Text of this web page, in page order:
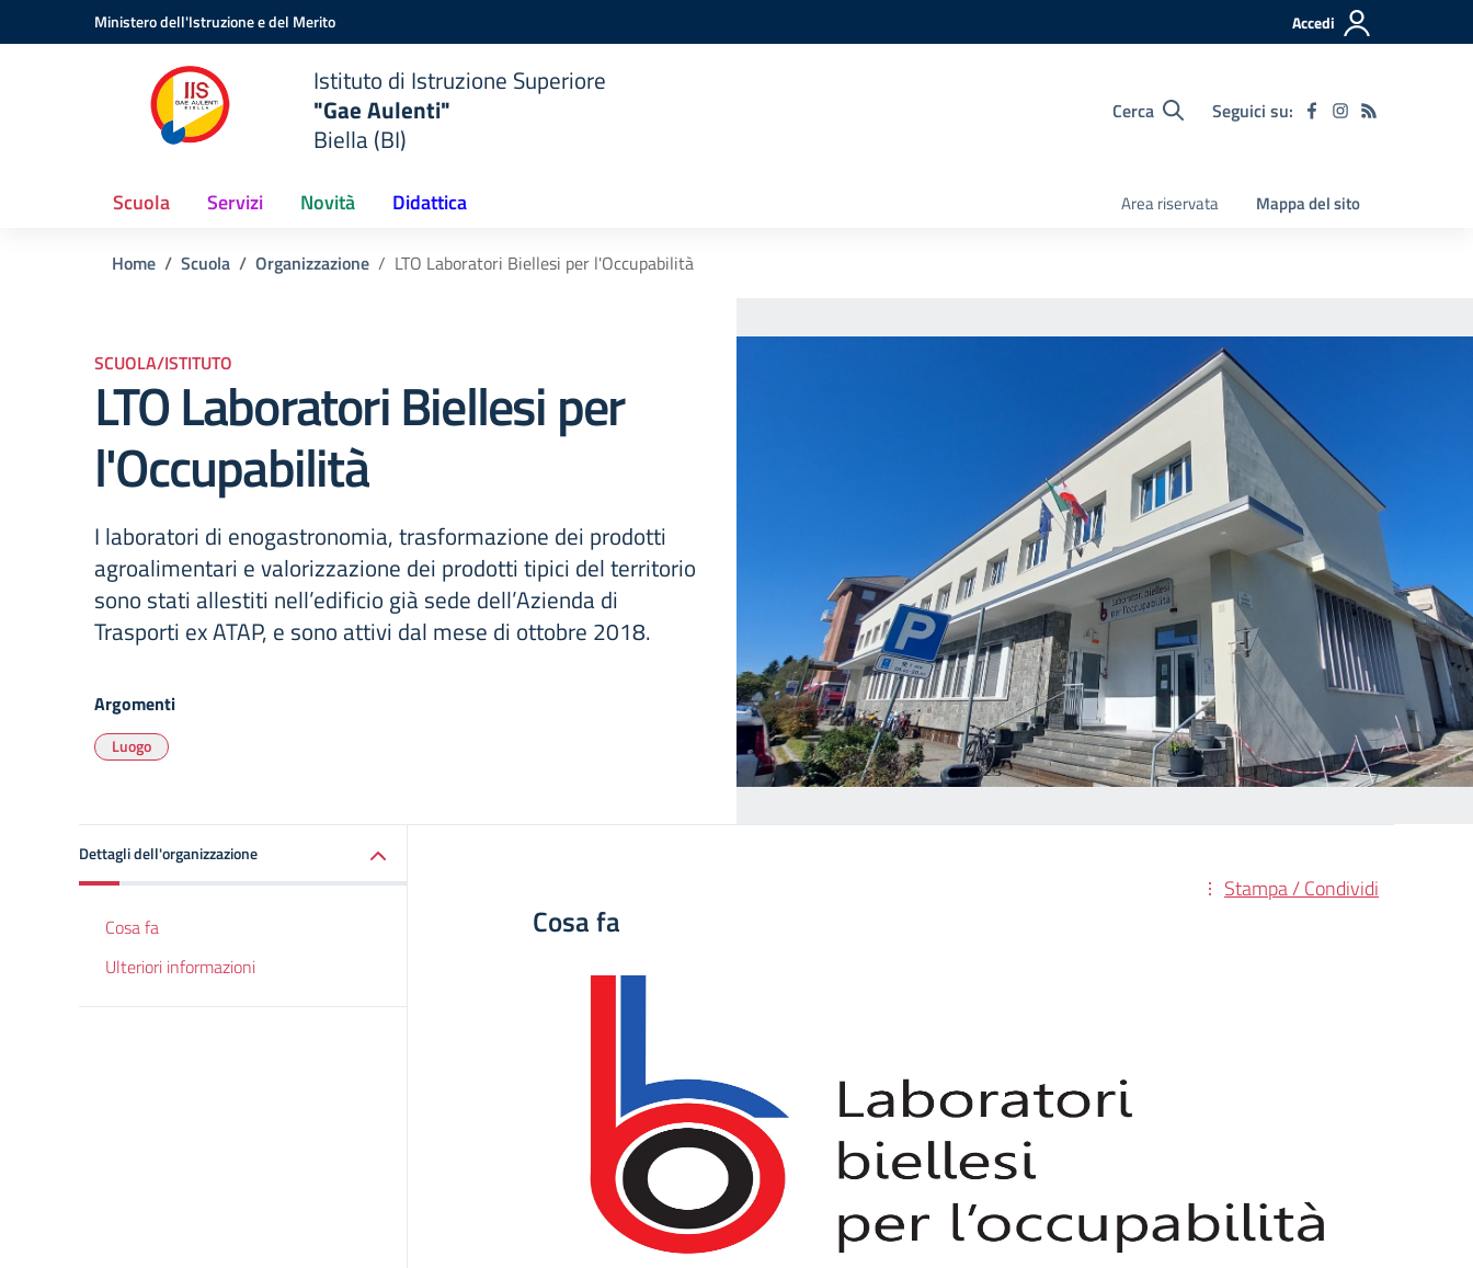
Vai ai contenuti
Vai al menu di navigazioneMinistero dell'Istruzione e del Merito Accedi
Istituto di Istruzione Superiore
"Gae Aulenti"
Biella (BI)
Cerca Seguici su:
Scuola Servizi Novità Didattica Area riservata Mappa del sito
Home Scuola Organizzazione LTO Laboratori Biellesi per l'Occupabilità
SCUOLA/ISTITUTO
LTO Laboratori Biellesi per
l'Occupabilità
I laboratori di enogastronomia, trasformazione dei prodotti
agroalimentari e valorizzazione dei prodotti tipici del territorio
sono stati allestiti nell’edificio già sede dell’Azienda di
Trasporti ex ATAP, e sono attivi dal mese di ottobre 2018.
Argomenti
Luogo
Dettagli dell'organizzazione
Cosa fa
Ulteriori informazioni
Stampa / Condividi
Cosa fa